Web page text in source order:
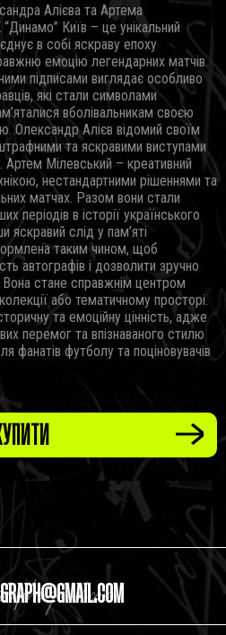
Алієва та Артема
Київ – це унікальний
в собі яскраву епоху
емоцію легендарних матчів.
підписами виглядає особливо
які стали символами
вболівальникам своєю
Олександр Алієв відомий своїм
та яскравими виступами
Артем Мілевський – креативний
нестандартними рішеннями та
матчах. Разом вони стали
періодів в історії українського
слід у пам’яті
таким чином, щоб
автографів і дозволити зручно
Вона стане справжнім центром
або тематичному просторі.
та емоційну цінність, адже
перемог та впізнаваного стилю
фанатів футболу та поціновувачів